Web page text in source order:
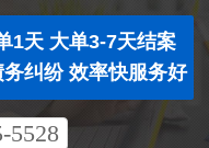
1天 大单3-7天结案
纠纷 效率快服务好
5528